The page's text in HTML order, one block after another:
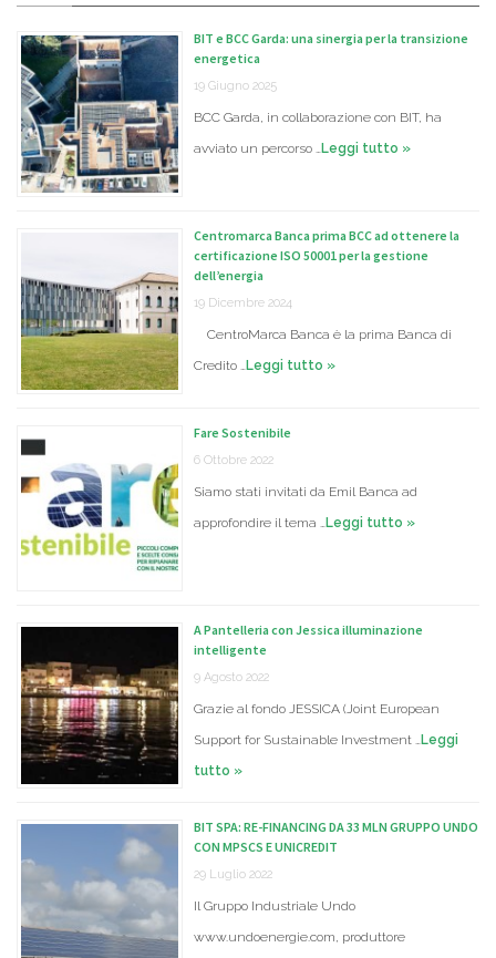
BIT e BCC Garda: una sinergia per la transizione
energetica
19 Giugno 2025
BCC Garda, in collaborazione con BIT, ha
avviato un percorso … Leggi tutto »
Centromarca Banca prima BCC ad ottenere la
certificazione ISO 50001 per la gestione
dell’energia
19 Dicembre 2024
CentroMarca Banca è la prima Banca di
Credito … Leggi tutto »
Fare Sostenibile
6 Ottobre 2022
Siamo stati invitati da Emil Banca ad
approfondire il tema … Leggi tutto »
A Pantelleria con Jessica illuminazione
intelligente
9 Agosto 2022
Grazie al fondo JESSICA (Joint European
Support for Sustainable Investment … Leggi
tutto »
BIT SPA: RE-FINANCING DA 33 MLN GRUPPO UNDO
CON MPSCS E UNICREDIT
29 Luglio 2022
Il Gruppo Industriale Undo
www.undoenergie.com, produttore